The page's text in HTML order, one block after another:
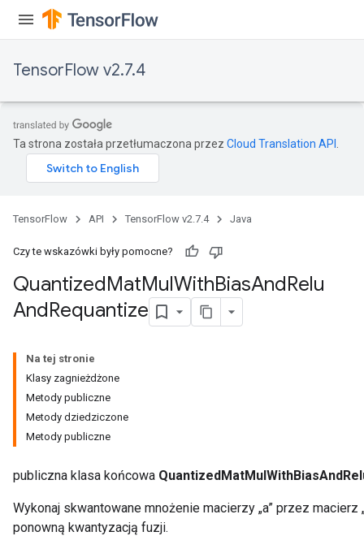
TensorFlow v2.7.4
Ta strona została przetłumaczona przez Cloud Translation API
TensorFlow API TensorFlow v2.7.4 Java
Czy te wskazówki były pomocne?
QuantizedMatMulWithBiasAndRelu
AndRequantize
Na tej stronie
Klasy zagnieżdżone
Metody publiczne
Metody dziedziczone
Metody publiczne
publiczna klasa końcowa
Wykonaj skwantowane mnożenie macierzy „a” przez macierz
ponowną kwantyzacją fuzji.